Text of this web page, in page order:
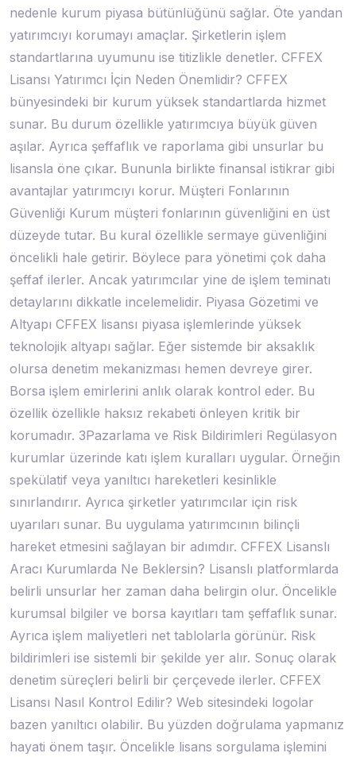
nedenle kurum piyasa bütünlüğünü sağlar. Öte yandan
yatırımcıyı korumayı amaçlar. Şirketlerin işlem
standartlarına uyumunu ise titizlikle denetler. CFFEX
Lisansı Yatırımcı İçin Neden Önemlidir? CFFEX
bünyesindeki bir kurum yüksek standartlarda hizmet
sunar. Bu durum özellikle yatırımcıya büyük güven
aşılar. Ayrıca şeffaflık ve raporlama gibi unsurlar bu
lisansla öne çıkar. Bununla birlikte finansal istikrar gibi
avantajlar yatırımcıyı korur. Müşteri Fonlarının
Güvenliği Kurum müşteri fonlarının güvenliğini en üst
düzeyde tutar. Bu kural özellikle sermaye güvenliğini
öncelikli hale getirir. Böylece para yönetimi çok daha
şeffaf ilerler. Ancak yatırımcılar yine de işlem teminatı
detaylarını dikkatle incelemelidir. Piyasa Gözetimi ve
Altyapı CFFEX lisansı piyasa işlemlerinde yüksek
teknolojik altyapı sağlar. Eğer sistemde bir aksaklık
olursa denetim mekanizması hemen devreye girer.
Borsa işlem emirlerini anlık olarak kontrol eder. Bu
özellik özellikle haksız rekabeti önleyen kritik bir
korumadır. 3Pazarlama ve Risk Bildirimleri Regülasyon
kurumlar üzerinde katı işlem kuralları uygular. Örneğin
spekülatif veya yanıltıcı hareketleri kesinlikle
sınırlandırır. Ayrıca şirketler yatırımcılar için risk
uyarıları sunar. Bu uygulama yatırımcının bilinçli
hareket etmesini sağlayan bir adımdır. CFFEX Lisanslı
Aracı Kurumlarda Ne Beklersin? Lisanslı platformlarda
belirli unsurlar her zaman daha belirgin olur. Öncelikle
kurumsal bilgiler ve borsa kayıtları tam şeffaflık sunar.
Ayrıca işlem maliyetleri net tablolarla görünür. Risk
bildirimleri ise sistemli bir şekilde yer alır. Sonuç olarak
denetim süreçleri belirli bir çerçevede ilerler. CFFEX
Lisansı Nasıl Kontrol Edilir? Web sitesindeki logolar
bazen yanıltıcı olabilir. Bu yüzden doğrulama yapmanız
hayati önem taşır. Öncelikle lisans sorgulama işlemini